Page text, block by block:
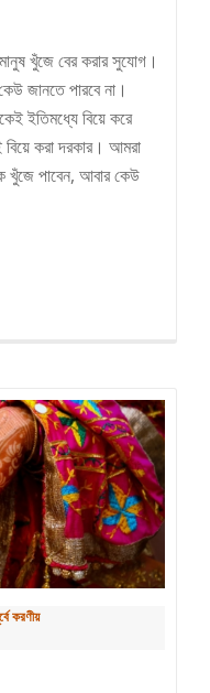
খুঁজে বের করার সুযোগ।
জানতে পারবে না।
ইতিমধ্যে বিয়ে করে
করা দরকার। আমরা
খুঁজে পাবেন, আবার কেউ
করণীয়